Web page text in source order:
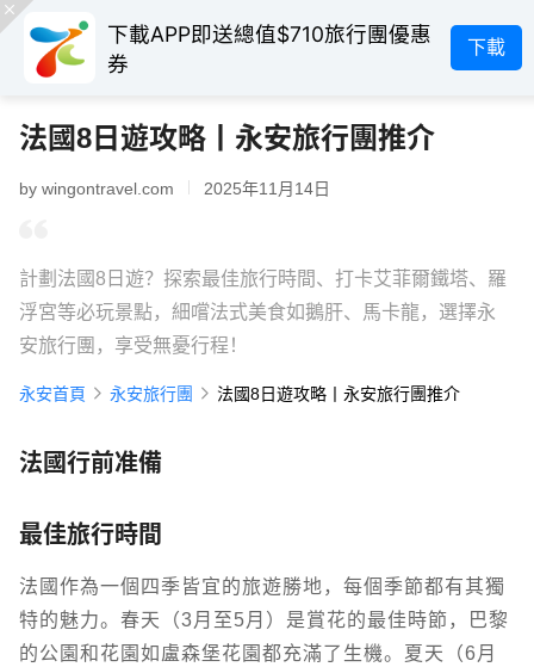
下載APP即送總值$710旅行團優惠
券
下載
法國8日遊攻略丨永安旅行團推介
by wingontravel.com 2025年11月14日
計劃法國8日遊？探索最佳旅行時間、打卡艾菲爾鐵塔、羅
浮宮等必玩景點，細嚐法式美食如鵝肝、馬卡龍，選擇永
安旅行團，享受無憂行程！
永安首頁 永安旅行團 法國8日遊攻略丨永安旅行團推介
法國行前准備
最佳旅行時間
法國作為一個四季皆宜的旅遊勝地，每個季節都有其獨
特的魅力。春天（3月至5月）是賞花的最佳時節，巴黎
的公園和花園如盧森堡花園都充滿了生機。夏天（6月